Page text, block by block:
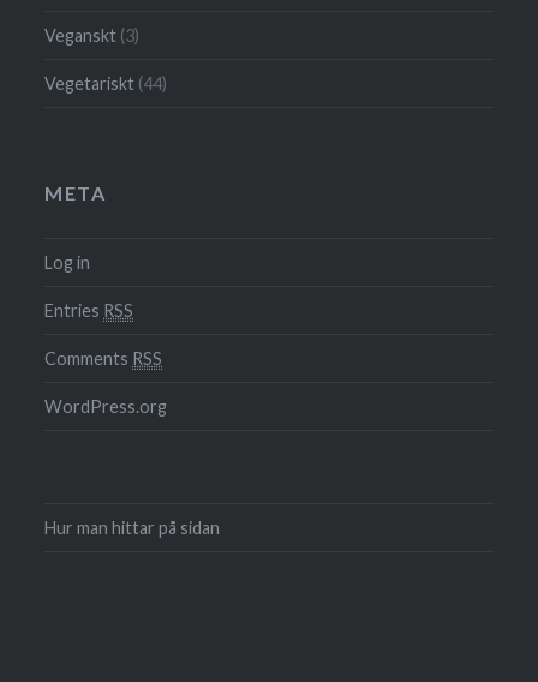
Veganskt (3)
Vegetariskt (44)
META
Log in
Entries RSS
Comments RSS
WordPress.org
Hur man hittar på sidan